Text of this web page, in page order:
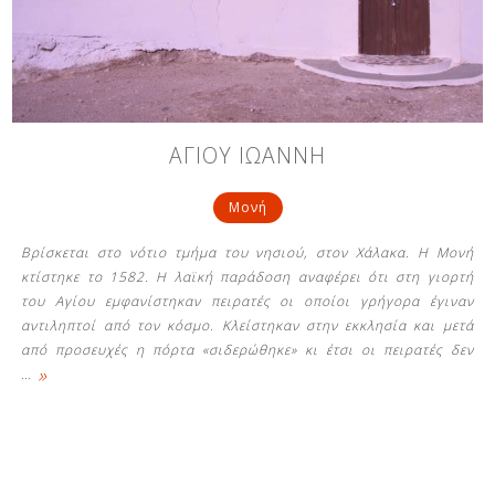
Δείτε μας:
Δείτε μας:
Δείτε μας:
Δείτε μας:
Δείτε μας:
ΑΓΙΟΥ ΙΩΑΝΝΗ
Μονή
Βρίσκεται στο νότιο τμήμα του νησιού, στον Χάλακα. Η Μονή
κτίστηκε το 1582. Η λαϊκή παράδοση αναφέρει ότι στη γιορτή
του Αγίου εμφανίστηκαν πειρατές οι οποίοι γρήγορα έγιναν
αντιληπτοί από τον κόσμο. Κλείστηκαν στην εκκλησία και μετά
από προσευχές η πόρτα «σιδερώθηκε» κι έτσι οι πειρατές δεν
… »